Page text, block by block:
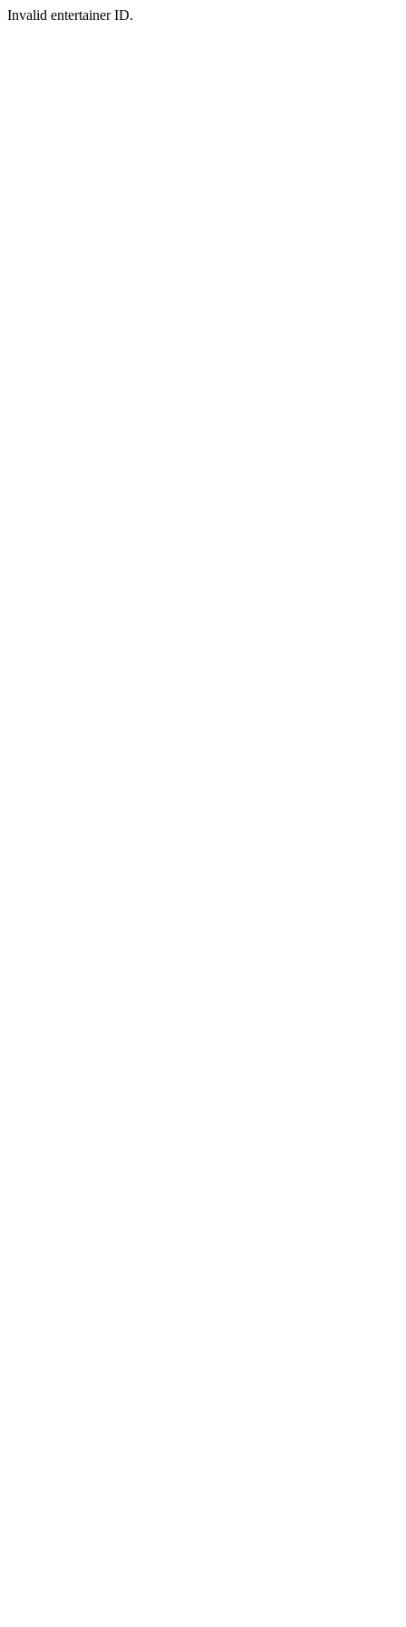
Invalid entertainer ID.